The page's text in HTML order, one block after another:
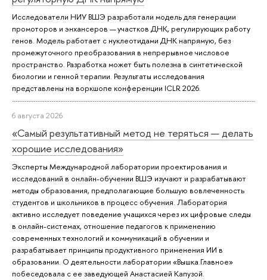
Исследователи НИУ ВШЭ разработали модель для генерации
промоторов и энхансеров — участков ДНК, регулирующих работу
генов. Модель работает с нуклеотидами ДНК напрямую, без
промежуточного преобразования в непрерывное числовое
пространство. Разработка может быть полезна в синтетической
биологии и генной терапии. Результаты исследования
представлены на воркшопе конференции ICLR 2026.
6 августа 2026
«Самый результативный метод не теряться — делать
хорошие исследования»
Эксперты Международной лаборатории проектирования и
исследований в онлайн-обучении ВШЭ изучают и разрабатывают
методы образования, предполагающие большую вовлеченность
студентов и школьников в процесс обучения. Лаборатория
активно исследует поведение учащихся через их цифровые следы
в онлайн-системах, отношение педагогов к применению
современных технологий и коммуникаций в обучении и
разрабатывает принципы продуктивного применения ИИ в
образовании. О деятельности лаборатории «Вышка.Главное»
побеседовала с ее заведующей Анастасией Капузой.